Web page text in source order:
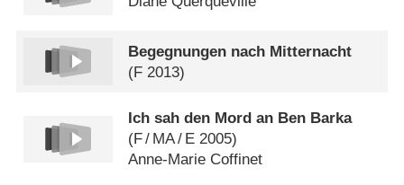
Begegnungen nach Mitternacht
(F 2013)
Ich sah den Mord an Ben Barka
(F/ MA/ E 2005)
Anne-Marie Coffinet